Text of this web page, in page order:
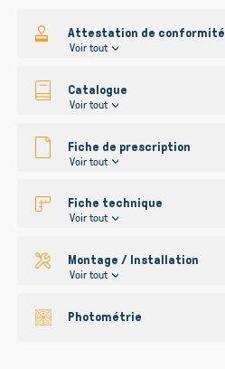
Attestation de conformité
Voir tout
Catalogue
Voir tout
Fiche de prescription
Voir tout
Fiche technique
Voir tout
Montage / Installation
Voir tout
Photométrie